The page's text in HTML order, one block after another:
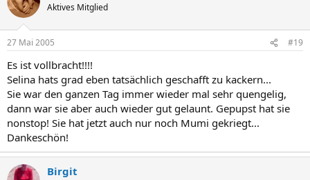
Aktives Mitglied
27 Mai 2005 #19
Es ist vollbracht!!!!
Selina hats grad eben tatsächlich geschafft zu kackern...
Sie war den ganzen Tag immer wieder mal sehr quengelig,
dann war sie aber auch wieder gut gelaunt. Gepupst hat sie
nonstop! Sie hat jetzt auch nur noch Mumi gekriegt...
Dankeschön!
Birgit